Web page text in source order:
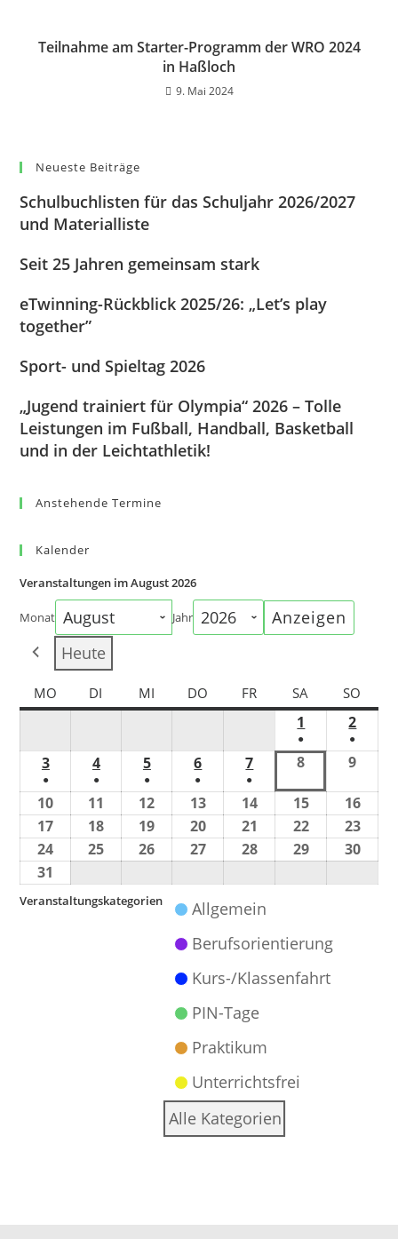
Teilnahme am Starter-Programm der WRO 2024
in Haßloch
9. Mai 2024
Neueste Beiträge
Schulbuchlisten für das Schuljahr 2026/2027
und Materialliste
Seit 25 Jahren gemeinsam stark
eTwinning-Rückblick 2025/26: „Let’s play
together”
Sport- und Spieltag 2026
„Jugend trainiert für Olympia“ 2026 – Tolle
Leistungen im Fußball, Handball, Basketball
und in der Leichtathletik!
Anstehende Termine
Kalender
Veranstaltungen im August 2026
Monat Jahr
Heute
MO DI MI DO FR SA SO
1
●
2
●
3
●
4
●
5
●
6
●
7
●
8 9
10 11 12 13 14 15
16
17
18 19 20 21 22
23
24
25 26 27 28 29
30
31
Veranstaltungskategorien
Allgemein
Berufsorientierung
Kurs-/Klassenfahrt
PIN-Tage
Praktikum
Unterrichtsfrei
Alle Kategorien